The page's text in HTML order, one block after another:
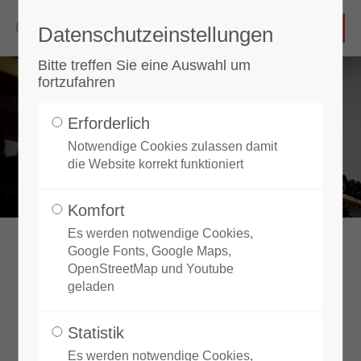
Login
Benutzername
Anmelden
Register|Lost your password?
Vielen Dank!
Unterstützer helfen uns, neue
Datenschutzeinstellungen
Bitte treffen Sie eine Auswahl um
fortzufahren
Erforderlich
Notwendige Cookies zulassen damit
die Website korrekt funktioniert
Komfort
Es werden notwendige Cookies,
Google Fonts, Google Maps,
OpenStreetMap und Youtube
geladen
Statistik
Es werden notwendige Cookies,